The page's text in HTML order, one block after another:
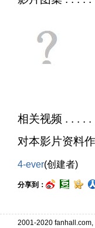
相关视频 . . . . .
对本影片资料
4-ever(创建者)
分享到：
2001-2020